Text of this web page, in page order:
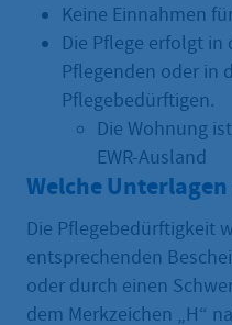
Keine Einnahmen
Die Pflege erfolgt in
Pflegenden oder in
Pflegebedürftigen.
Die Wohnung
EWR-Ausland
Welche
Die Pflegebedürftigkeit
entsprechenden
oder durch einen
dem Merkzeichen „H“